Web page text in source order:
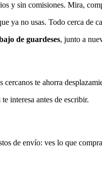
y sin comisiones. Mira,
ya no usas. Todo cerca de
de guardeses, junto a
te ahorra
interesa antes de escribir.
de envío: ves lo que